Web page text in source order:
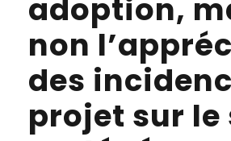
adoption,
non
des
projet sur le